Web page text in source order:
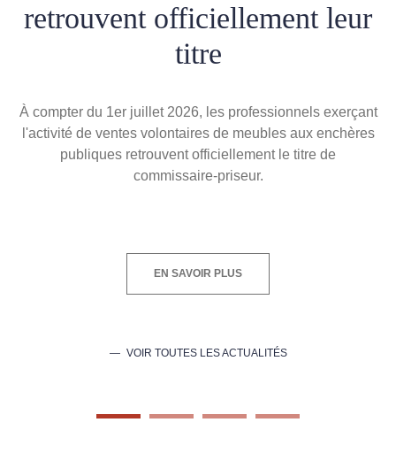
retrouvent officiellement leur
titre
À compter du 1er juillet 2026, les professionnels exerçant
l'activité de ventes volontaires de meubles aux enchères
publiques retrouvent officiellement le titre de
commissaire-priseur.
EN SAVOIR PLUS
VOIR TOUTES LES ACTUALITÉS